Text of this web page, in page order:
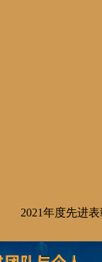
2021年度先进表